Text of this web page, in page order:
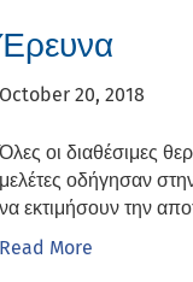
Έρευνα
October 20, 2018
Όλες οι διαθέσιμες
μελέτες οδήγησαν
να εκτιμήσουν την
Read More